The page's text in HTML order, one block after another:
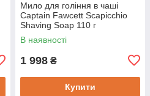
Мило для гоління в чаші
Captain Fawcett Scapicchio
Shaving Soap 110 г
В наявності
1 998 ₴
Купити